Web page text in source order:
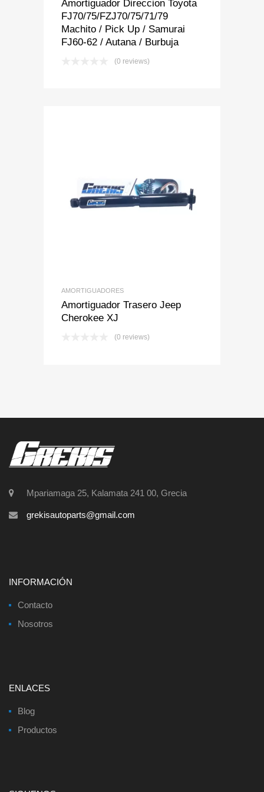
Amortiguador Direccion Toyota
FJ70/75/FZJ70/75/71/79
Machito / Pick Up / Samurai
FJ60-62 / Autana / Burbuja
(0 reviews)
Add to Wishlist
Add to Compare
AMORTIGUADORES
Amortiguador Trasero Jeep
Cherokee XJ
(0 reviews)
Mpariamaga 25, Kalamata 241 00, Grecia
grekisautoparts@gmail.com
INFORMACIÓN
Contacto
Nosotros
ENLACES
Blog
Productos